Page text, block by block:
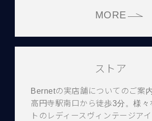
MORE
ストア
Bernetの実店舗についてのご案内
高円寺駅南口から徒歩3分。様々
トのレディースヴィンテージア